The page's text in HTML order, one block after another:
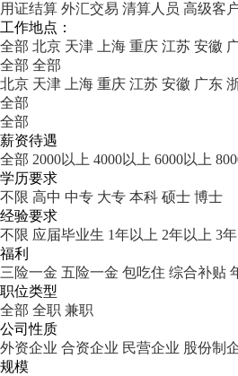
用证结算 外汇交易 清算人员 高级客
工作地点：
全部 北京 天津 上海 重庆 江苏 安徽
全部 全部
北京 天津 上海 重庆 江苏 安徽 广东
全部
全部
薪资待遇
全部 2000以上 4000以上 6000以上
学历要求
不限 高中 中专 大专 本科 硕士 博士
经验要求
不限 应届毕业生 1年以上 2年以上 3
福利
三险一金 五险一金 包吃住 综合补贴
职位类型
全部 全职 兼职
公司性质
外资企业 合资企业 民营企业 股份制
规模